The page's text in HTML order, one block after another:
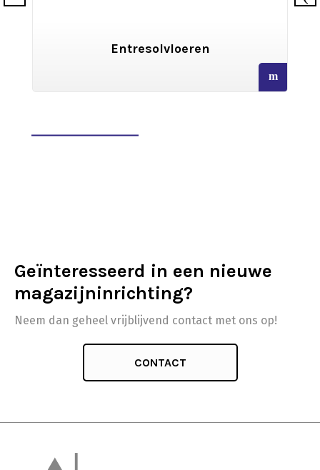
Geïnteresseerd in een nieuwe
magazijninrichting?
Neem dan geheel vrijblijvend contact met ons op!
CONTACT